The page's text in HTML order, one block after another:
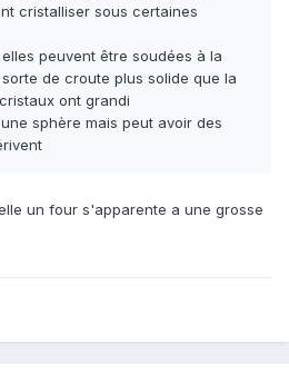
cristalliser sous certaines
peuvent être soudées à la
de croute plus solide que la
ont grandi
sphère mais peut avoir des
un four s'apparente a une grosse